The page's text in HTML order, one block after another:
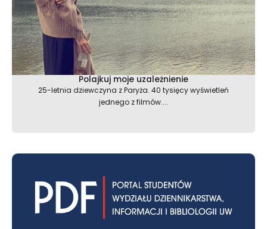
Polajkuj moje uzależnienie
25-letnia dziewczyna z Paryża. 40 tysięcy wyświetleń
jednego z filmów....